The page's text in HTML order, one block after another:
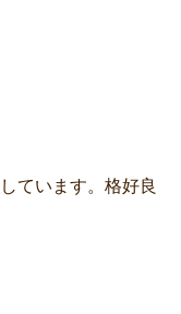
ています。格好良